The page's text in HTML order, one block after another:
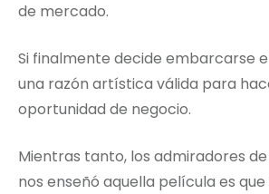
de mercado.
Si finalmente decide embarcarse
una razón artística válida para
oportunidad de negocio.
Mientras tanto, los admiradores de
nos enseñó aquella película es